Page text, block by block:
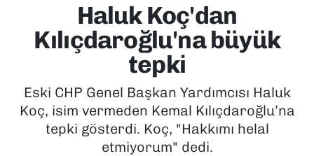
Haluk Koç'dan
Kılıçdaroğlu'na büyük
tepki
Eski CHP Genel Başkan Yardımcısı Haluk
Koç, isim vermeden Kemal Kılıçdaroğlu’na
tepki gösterdi. Koç, "Hakkımı helal
etmiyorum" dedi.
EKONOMİ
KÜLTÜR SANAT
MAGAZİN
POLİTİKA
Tüm Manşetler
Son Dakika Haberleri
Haber Arşivi